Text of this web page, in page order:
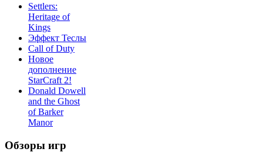
Settlers:
Heritage of
Kings
Эффект Теслы
Call of Duty
Новое
дополнение
StarCraft 2!
Donald Dowell
and the Ghost
of Barker
Manor
Обзоры игр